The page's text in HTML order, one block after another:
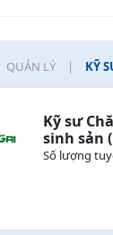
QUẢN LÝ KỸ
Kỹ sư
sinh sản
Số lượng